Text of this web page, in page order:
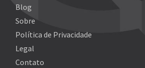
Blog
Sobre
Política de Privacidade
Legal
Contato